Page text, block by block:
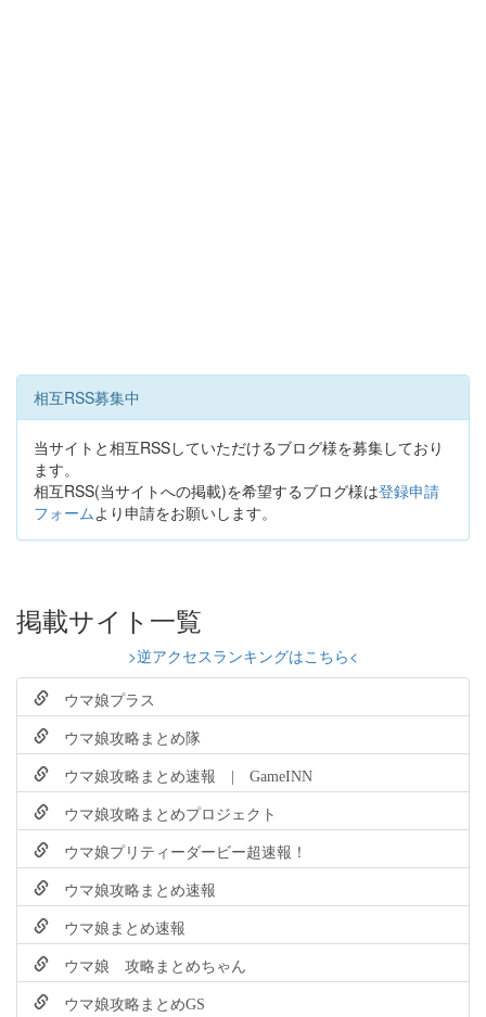
相互RSS募集中
当サイトと相互RSSしていただけるブログ様を募集しており
ます。
相互RSS(当サイトへの掲載)を希望するブログ様は登録申請
フォームより申請をお願いします。
掲載サイト一覧
>逆アクセスランキングはこちら<
ウマ娘プラス
ウマ娘攻略まとめ隊
ウマ娘攻略まとめ速報 | GameINN
ウマ娘攻略まとめプロジェクト
ウマ娘プリティーダービー超速報！
ウマ娘攻略まとめ速報
ウマ娘まとめ速報
ウマ娘 攻略まとめちゃん
ウマ娘攻略まとめGS